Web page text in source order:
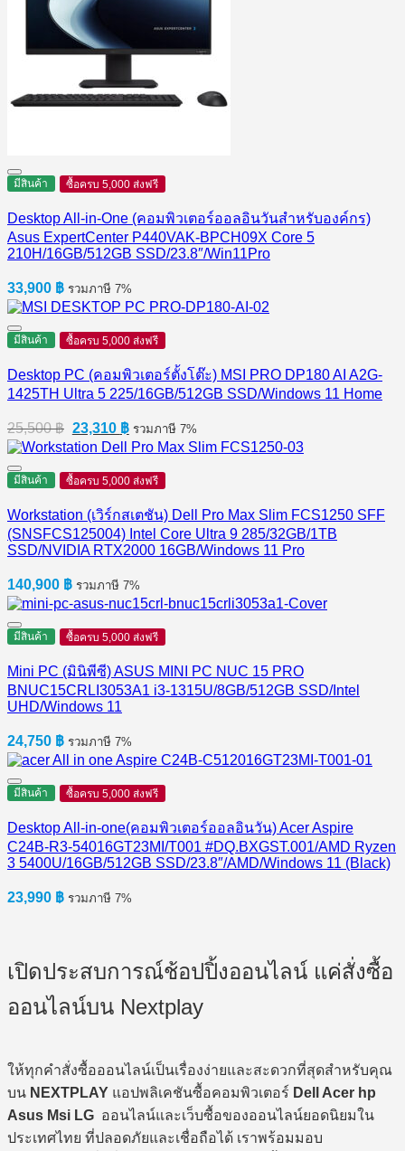
มีสินค้า ซื้อครบ 5,000 ส่งฟรี
Desktop All-in-One (คอมพิวเตอร์ออลอินวันสำหรับองค์กร)
Asus ExpertCenter P440VAK-BPCH09X Core 5
210H/16GB/512GB SSD/23.8″/Win11Pro
33,900 ฿ รวมภาษี 7%
มีสินค้า ซื้อครบ 5,000 ส่งฟรี
Desktop PC (คอมพิวเตอร์ตั้งโต๊ะ) MSI PRO DP180 AI A2G-
1425TH Ultra 5 225/16GB/512GB SSD/Windows 11 Home
25,500฿ Original
price
was:
25,500 ฿.
23,310 ฿Current
price
is:
23,310 ฿.
รวมภาษี 7%
มีสินค้า ซื้อครบ 5,000 ส่งฟรี
Workstation (เวิร์กสเตชัน) Dell Pro Max Slim FCS1250 SFF
(SNSFCS125004) Intel Core Ultra 9 285/32GB/1TB
SSD/NVIDIA RTX2000 16GB/Windows 11 Pro
140,900 ฿ รวมภาษี 7%
มีสินค้า ซื้อครบ 5,000 ส่งฟรี
Mini PC (มินิพีซี) ASUS MINI PC NUC 15 PRO
BNUC15CRLI3053A1 i3-1315U/8GB/512GB SSD/Intel
UHD/Windows 11
24,750 ฿ รวมภาษี 7%
มีสินค้า ซื้อครบ 5,000 ส่งฟรี
Desktop All-in-one(คอมพิวเตอร์ออลอินวัน) Acer Aspire
C24B-R3-54016GT23MI/T001 #DQ.BXGST.001/AMD Ryzen
3 5400U/16GB/512GB SSD/23.8″/AMD/Windows 11 (Black)
23,990 ฿ รวมภาษี 7%
เปิดประสบการณ์ช้อปปิ้งออนไลน์ แค่สั่งซื้อ
ออนไลน์บน Nextplay
ให้ทุกคำสั่งซื้อออนไลน์เป็นเรื่องง่ายและสะดวกที่สุดสำหรับคุณ
บน NEXTPLAY แอปพลิเคชันซื้อคอมพิวเตอร์ Dell Acer hp
Asus Msi LG ออนไลน์และเว็บซื้อของออนไลน์ยอดนิยมใน
ประเทศไทย ที่ปลอดภัยและเชื่อถือได้ เราพร้อมมอบ